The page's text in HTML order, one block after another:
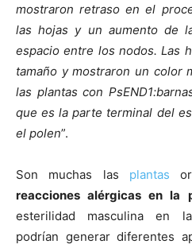
mostraron retraso en el
las hojas y un aumento de
espacio entre los nodos. Las
tamaño y mostraron un color
las plantas con
que es la parte terminal del
el polen”.
Son muchas las plantas
reacciones alérgicas en la
esterilidad masculina en
podrían generar diferentes